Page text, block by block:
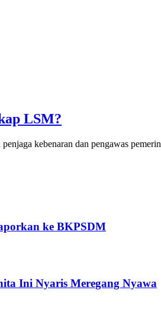
LSM?
kebenaran dan pengawas
ke BKPSDM
Ini Nyaris Meregang Nyawa